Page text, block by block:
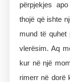
përpjekjes
thojë që ishte
mund të quhet
vlerësim. Aq
kur në një
rimerr në dorë